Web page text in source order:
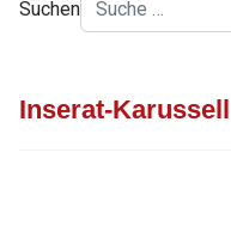
Suchen
Inserat-Karussell